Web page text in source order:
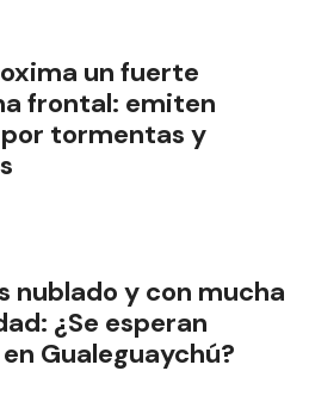
un fuerte
frontal: emiten
tormentas y
nublado y con mucha
¿Se esperan
Gualeguaychú?